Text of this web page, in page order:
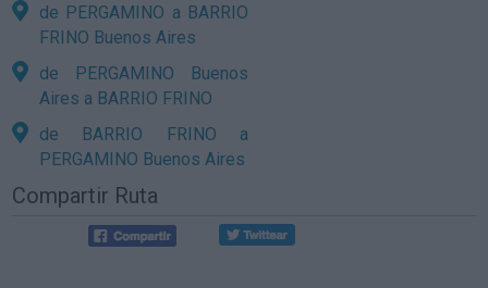
de PERGAMINO a BARRIO
FRINO Buenos Aires
de PERGAMINO Buenos
Aires a BARRIO FRINO
de BARRIO FRINO a
PERGAMINO Buenos Aires
Compartir Ruta